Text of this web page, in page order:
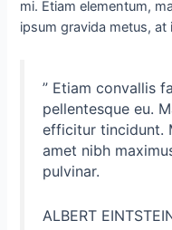
mi. Etiam elementum,
ipsum gravida metus,
” Etiam convallis
pellentesque eu.
efficitur tincidunt.
amet nibh
pulvinar.
ALBERT